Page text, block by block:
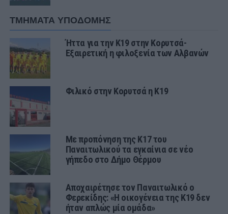
ΤΜΗΜΑΤΑ ΥΠΟΔΟΜΗΣ
Ήττα για την Κ19 στην Κορυτσά-
Εξαιρετική η φιλοξενία των Αλβανών
Φιλικό στην Κορυτσά η Κ19
Με προπόνηση της Κ17 του
Παναιτωλικού τα εγκαίνια σε νέο
γήπεδο στο Δήμο Θέρμου
Αποχαιρέτησε τον Παναιτωλικό ο
Φερεκίδης: «Η οικογένεια της Κ19 δεν
ήταν απλώς μία ομάδα»